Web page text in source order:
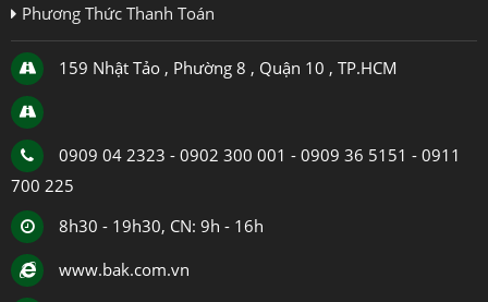
Phương Thức Thanh Toán
159 Nhật Tảo , Phường 8 , Quận 10 , TP.HCM
0909 04 2323 - 0902 300 001 - 0909 36 5151 - 0911
700 225
8h30 - 19h30, CN: 9h - 16h
www.bak.com.vn